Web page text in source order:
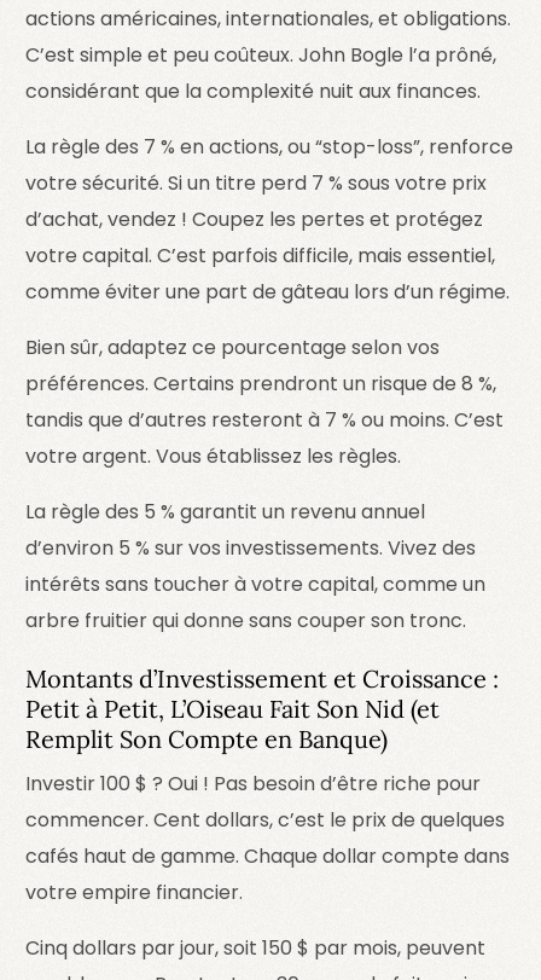
actions américaines, internationales, et obligations.
C’est simple et peu coûteux. John Bogle l’a prôné,
considérant que la complexité nuit aux finances.
La règle des 7 % en actions, ou “stop-loss”, renforce
votre sécurité. Si un titre perd 7 % sous votre prix
d’achat, vendez ! Coupez les pertes et protégez
votre capital. C’est parfois difficile, mais essentiel,
comme éviter une part de gâteau lors d’un régime.
Bien sûr, adaptez ce pourcentage selon vos
préférences. Certains prendront un risque de 8 %,
tandis que d’autres resteront à 7 % ou moins. C’est
votre argent. Vous établissez les règles.
La règle des 5 % garantit un revenu annuel
d’environ 5 % sur vos investissements. Vivez des
intérêts sans toucher à votre capital, comme un
arbre fruitier qui donne sans couper son tronc.
Montants d’Investissement et Croissance :
Petit à Petit, L’Oiseau Fait Son Nid (et
Remplit Son Compte en Banque)
Investir 100 $ ? Oui ! Pas besoin d’être riche pour
commencer. Cent dollars, c’est le prix de quelques
cafés haut de gamme. Chaque dollar compte dans
votre empire financier.
Cinq dollars par jour, soit 150 $ par mois, peuvent